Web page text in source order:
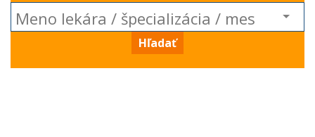
Hľadať